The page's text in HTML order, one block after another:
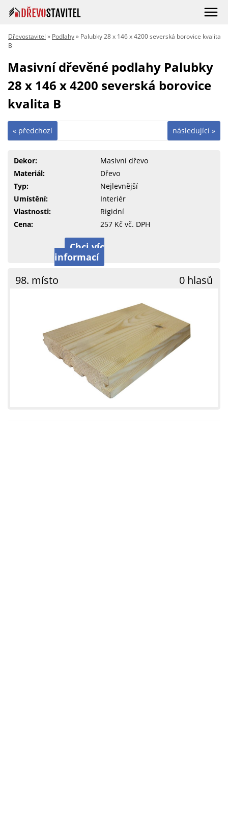
Dřevostavitel » Podlahy» Palubky 28 x 146 x 4200 severská borovice kvalita
B
Masivní dřevěné podlahy Palubky
28 x 146 x 4200 severská borovice
kvalita B
následující »
« předchozí
Dekor:
Masivní dřevo
Materiál:
Dřevo
Typ:
Nejlevnější
Umístění:
Interiér
Vlastnosti:
Rigidní
Cena:
257 Kč vč. DPH
Chci víc
informací
98. místo 0 hlasů